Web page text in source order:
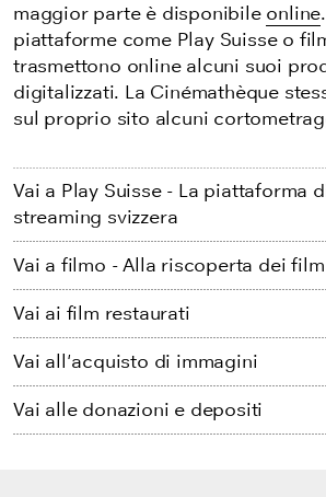
maggior parte è disponibile online
piattaforme come Play Suisse o
trasmettono online alcuni suoi
digitalizzati. La Cinémathèque
sul proprio sito alcuni
Vai a Play Suisse - La piattaforma
streaming svizzera
Vai a filmo - Alla riscoperta dei
Vai ai film restaurati
Vai all'acquisto di immagini
Vai alle donazioni e depositi